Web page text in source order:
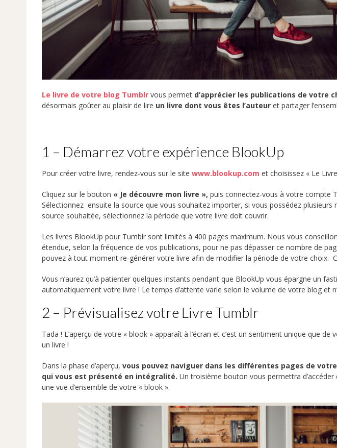
Le livre de votre blog Tumblr vous permet d’apprécier les publications de votre
désormais goûter au plaisir de lire un livre dont vous êtes l’auteur et partager
1 – Démarrez votre expérience BlookUp
Pour créer votre livre, rendez-vous sur le site www.blookup.com et choisissez « Le
Cliquez sur le bouton « Je découvre mon livre », puis connectez-vous à votre compte
Sélectionnez ensuite la source que vous souhaitez importer, si vous possédez plusieurs
source souhaitée, sélectionnez la période que votre livre doit couvrir.
Les livres BlookUp pour Tumblr sont limités à 400 pages maximum. Nous vous
étendue, selon la fréquence de vos publications, pour ne pas dépasser ce nombre de
pouvez à tout moment re-générer votre livre afin de modifier la période de votre choix.
Vous n’aurez qu’à patienter quelques instants pendant que BlookUp vous épargne un
automatiquement votre livre ! Le temps d’attente varie selon le volume de votre blog et
2 – Prévisualisez votre Livre Tumblr
Tada ! L’aperçu de votre « blook » apparaît à l’écran et c’est un sentiment unique que de
un livre !
Dans la phase d’aperçu, vous pouvez naviguer dans les différentes pages de
qui vous est présenté en intégralité. Un troisième bouton vous permettra
une vue d’ensemble de votre « blook ».